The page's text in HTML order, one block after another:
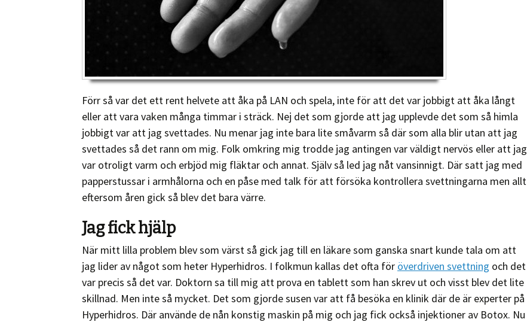
Förr så var det ett rent helvete att åka på LAN och spela, inte för att det var jobbigt att åka långt
eller att vara vaken många timmar i sträck. Nej det som gjorde att jag upplevde det som så himla
jobbigt var att jag svettades. Nu menar jag inte bara lite småvarm så där som alla blir utan att jag
svettades så det rann om mig. Folk omkring mig trodde jag antingen var väldigt nervös eller att jag
var otroligt varm och erbjöd mig fläktar och annat. Själv så led jag nåt vansinnigt. Där satt jag med
papperstussar i armhålorna och en påse med talk för att försöka kontrollera svettningarna men allt
eftersom åren gick så blev det bara värre.
Jag fick hjälp
När mitt lilla problem blev som värst så gick jag till en läkare som ganska snart kunde tala om att
jag lider av något som heter Hyperhidros. I folkmun kallas det ofta för överdriven svettning och det
var precis så det var. Doktorn sa till mig att prova en tablett som han skrev ut och visst blev det lite
skillnad. Men inte så mycket. Det som gjorde susen var att få besöka en klinik där de är experter på
Hyperhidros. Där använde de nån konstig maskin på mig och jag fick också injektioner av Botox. Nu